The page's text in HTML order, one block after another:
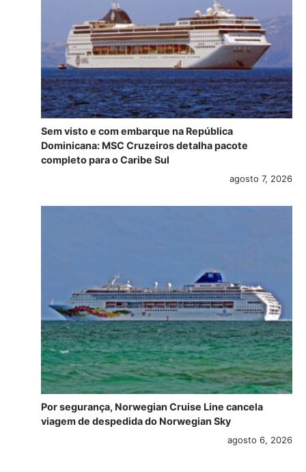
Sem visto e com embarque na República
Dominicana: MSC Cruzeiros detalha pacote
completo para o Caribe Sul
agosto 7, 2026
Por segurança, Norwegian Cruise Line cancela
viagem de despedida do Norwegian Sky
agosto 6, 2026